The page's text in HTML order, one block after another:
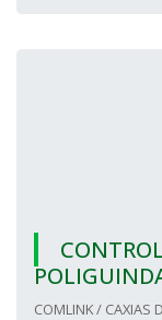
COMLINK / CAXIAS